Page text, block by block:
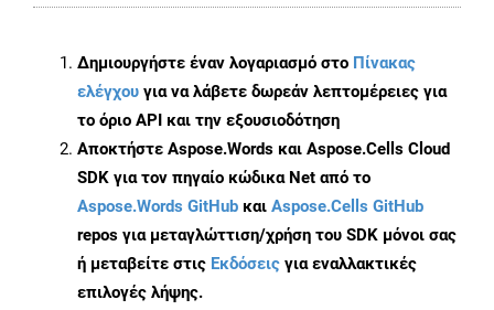
Δημιουργήστε έναν λογαριασμό στο Πίνακας
ελέγχου για να λάβετε δωρεάν λεπτομέρειες για
το όριο API και την εξουσιοδότηση
Αποκτήστε Aspose.Words και Aspose.Cells Cloud
SDK για τον πηγαίο κώδικα Net από το
Aspose.Words GitHub και Aspose.Cells GitHub
repos για μεταγλώττιση/χρήση του SDK μόνοι σας
ή μεταβείτε στις Εκδόσεις για εναλλακτικές
επιλογές λήψης.